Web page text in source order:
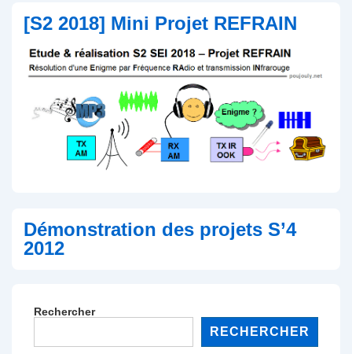
[S2 2018] Mini Projet REFRAIN
Démonstration des projets S’4
2012
Rechercher
RECHERCHER